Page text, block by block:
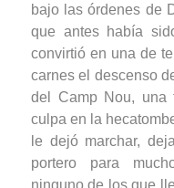
bajo las órdenes de
que antes había
convirtió en una de
carnes el descenso
del Camp Nou,
culpa en la
le dejó marchar,
portero para
ninguno de los que